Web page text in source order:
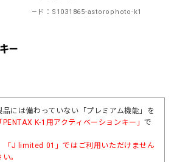
商品コード：S1031865-astorophoto-k1
には備わっていない「プレミアム機能」を
「PENTAX K-1用アクティベーションキー」で
「 J limited 01 」ではご利用いただけません
。